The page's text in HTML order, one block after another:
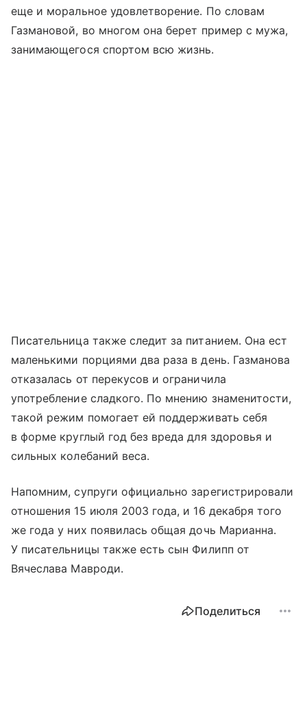
еще и моральное удовлетворение. По словам
Газмановой, во многом она берет пример с мужа,
занимающегося спортом всю жизнь.
Писательница также следит за питанием. Она ест
маленькими порциями два раза в день. Газманова
отказалась от перекусов и ограничила
употребление сладкого. По мнению знаменитости,
такой режим помогает ей поддерживать себя
в форме круглый год без вреда для здоровья и
сильных колебаний веса.
Напомним, супруги официально зарегистрировали
отношения 15 июля 2003 года, и 16 декабря того
же года у них появилась общая дочь Марианна.
У писательницы также есть сын Филипп от
Вячеслава Мавроди.
Поделиться